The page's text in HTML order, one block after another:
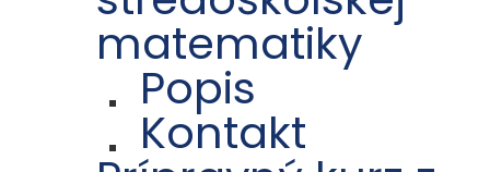
matematiky
Popis
Kontakt